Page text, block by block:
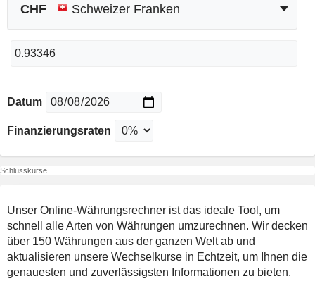
CHF Schweizer Franken
Datum
Finanzierungsraten
Schlusskurse
Unser Online-Währungsrechner ist das ideale Tool, um
schnell alle Arten von Währungen umzurechnen. Wir decken
über 150 Währungen aus der ganzen Welt ab und
aktualisieren unsere Wechselkurse in Echtzeit, um Ihnen die
genauesten und zuverlässigsten Informationen zu bieten.